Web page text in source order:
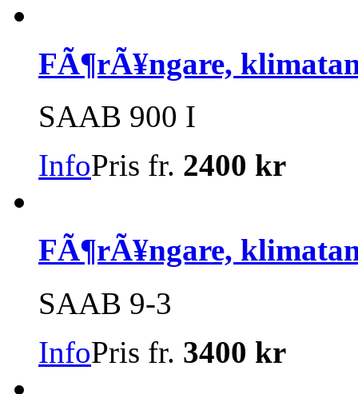
FÃ¶rÃ¥ngare,
SAAB 900 I
InfoPris fr. 2400 kr
FÃ¶rÃ¥ngare,
SAAB 9-3
InfoPris fr. 3400 kr